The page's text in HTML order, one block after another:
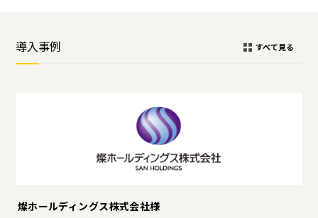
導入事例
燦ホールディングス株式会社様
すべて見る